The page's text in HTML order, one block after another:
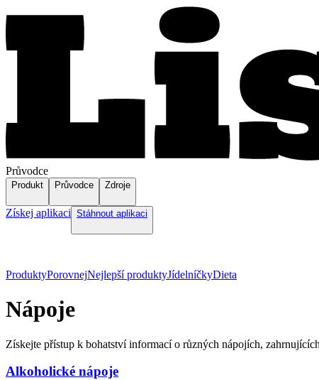
Průvodce
Produkt Průvodce Zdroje
Získej aplikaci Stáhnout aplikaci
ProduktyPorovnejNejlepší produktyJídelníčkyDieta
Nápoje
Získejte přístup k bohatství informací o různých nápojích,
Alkoholické nápoje